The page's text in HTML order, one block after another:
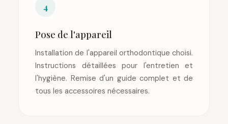
4
Pose de l'appareil
Installation de l'appareil orthodontique choisi.
Instructions détaillées pour l'entretien et
l'hygiène. Remise d'un guide complet et de
tous les accessoires nécessaires.